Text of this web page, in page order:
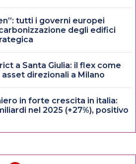
tutti i governi europei
degli edifici
a Santa Giulia: il flex come
direzionali a Milano
in forte crescita in italia:
nel 2025 (+27%), positivo